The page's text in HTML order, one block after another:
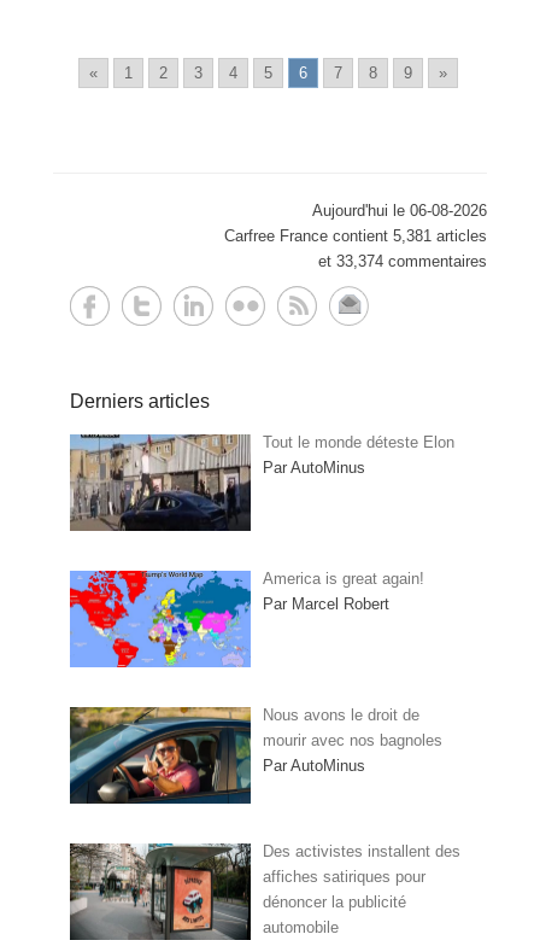
« 1 2 3 4 5 6 7 8 9 »
Aujourd'hui le 06-08-2026
Carfree France contient 5,381 articles
et 33,374 commentaires
Derniers articles
Tout le monde déteste Elon
Par AutoMinus
America is great again!
Par Marcel Robert
Nous avons le droit de
mourir avec nos bagnoles
Par AutoMinus
Des activistes installent des
affiches satiriques pour
dénoncer la publicité
automobile